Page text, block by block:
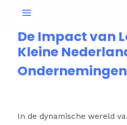
De Impact van
Kleine
Ondernemingen
In de dynamische wereld